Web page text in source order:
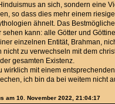
an sich, sondern eine
so dass dies mehr einem
ähnelt. Das
kann: alle Götter und
einzelnen Entität, Brahman,
nicht zu verwechseln mit dem
gesamten Existenz.
wirklich mit einem
ich bin da bei weitem nicht
am 10. November 2022, 21:04:17